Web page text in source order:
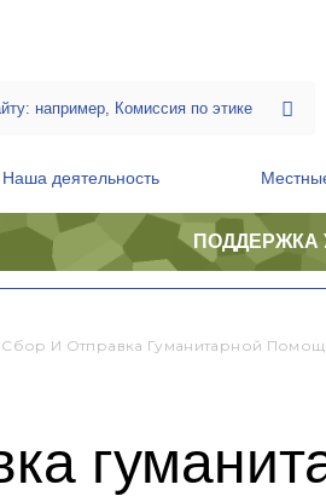
Наша деятельность
ПОДДЕРЖКА
Сбор И Отправка Гуманитарной